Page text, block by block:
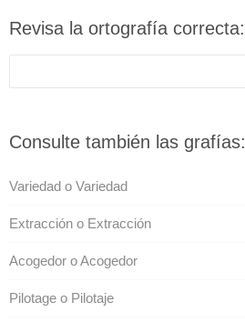
Revisa la ortografía correcta:
Consulte también las grafías:
Variedad o Variedad
Extracción o Extracción
Acogedor o Acogedor
Pilotage o Pilotaje